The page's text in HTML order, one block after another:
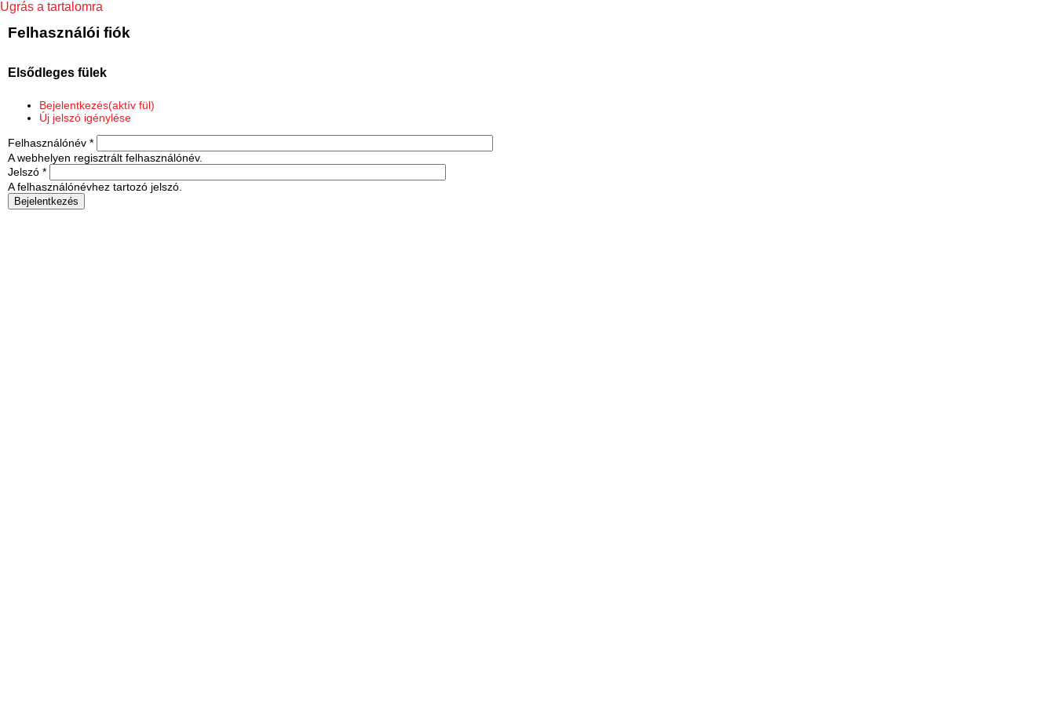
Ugrás a tartalomra
Felhasználói fiók
Elsődleges fülek
Bejelentkezés(aktív fül)
Új jelszó igénylése
Felhasználónév *
A webhelyen regisztrált felhasználónév.
Jelszó *
A felhasználónévhez tartozó jelszó.